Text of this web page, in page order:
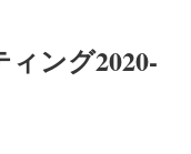
ング2020-